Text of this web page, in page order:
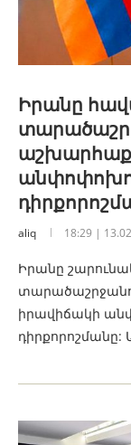
Իրանը
aliq 18:29 |
Իրանը
իրավիճակի
դիրքորոշմանը: